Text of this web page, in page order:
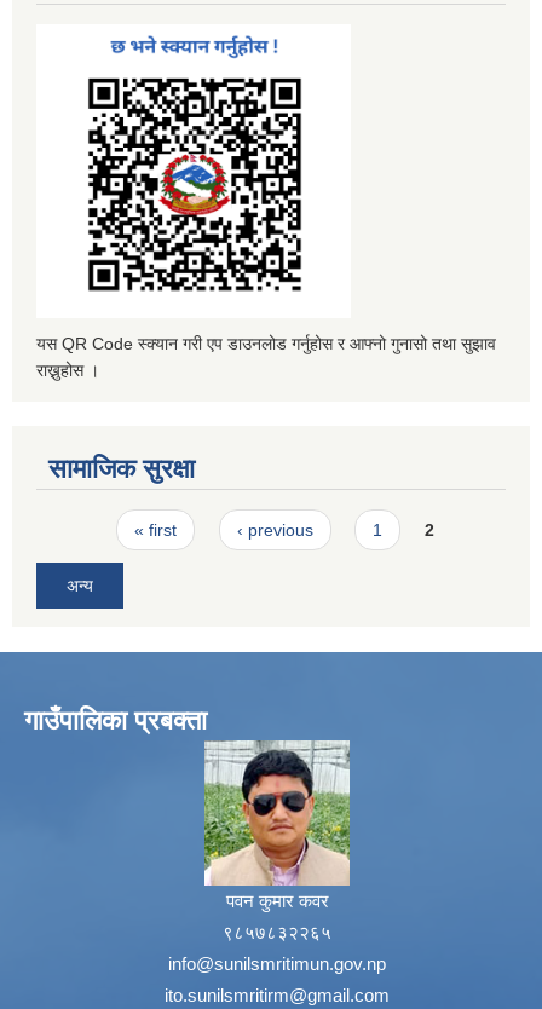
यस QR Code स्क्यान गरी एप डाउनलोड गर्नुहोस र आफ्नो गुनासो तथा सुझाव
राख्नुहोस ।
सामाजिक सुरक्षा
Pages« first ‹ previous 1 2
अन्य
गाउँपालिका प्रबक्ता
पवन कुमार कवर
९८५७८३२२६५
info@sunilsmritimun.gov.np
ito.sunilsmritirm@gmail.com